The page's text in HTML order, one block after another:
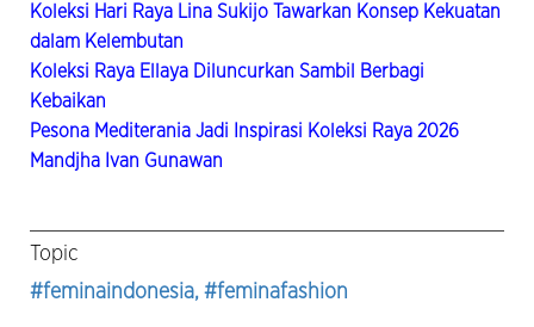
Koleksi Hari Raya Lina Sukijo Tawarkan Konsep Kekuatan
dalam Kelembutan
Koleksi Raya Ellaya Diluncurkan Sambil Berbagi
Kebaikan
Pesona Mediterania Jadi Inspirasi Koleksi Raya 2026
Mandjha Ivan Gunawan
Topic
#feminaindonesia, #feminafashion